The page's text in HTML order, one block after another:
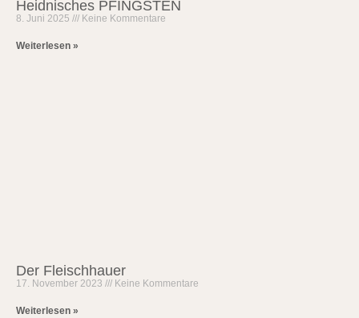
Heidnisches PFINGSTEN
8. Juni 2025 Keine Kommentare
Weiterlesen »
Der Fleischhauer
17. November 2023 Keine Kommentare
Weiterlesen »